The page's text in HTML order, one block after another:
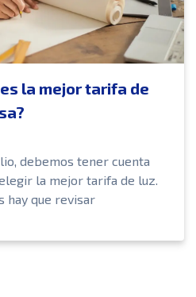
la mejor tarifa de
debemos tener cuenta
la mejor tarifa de luz.
hay que revisar